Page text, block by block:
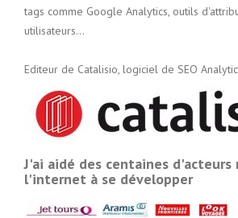
tags comme Google Analytics, outils
utilisateurs...
Editeur de Catalisio, logiciel de SEO
J'ai aidé des centaines d'acteurs
l'internet à se développer